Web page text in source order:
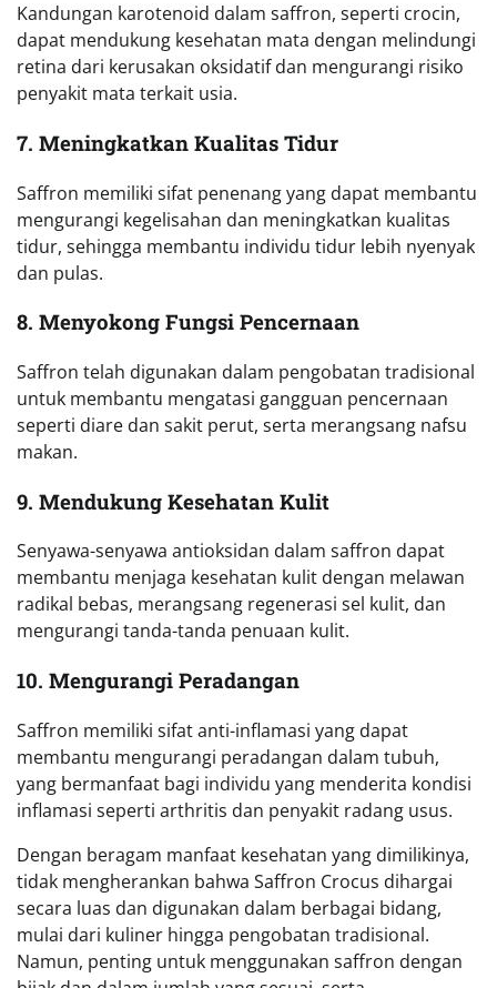
Kandungan karotenoid dalam saffron, seperti crocin,
dapat mendukung kesehatan mata dengan melindungi
retina dari kerusakan oksidatif dan mengurangi risiko
penyakit mata terkait usia.
7. Meningkatkan Kualitas Tidur
Saffron memiliki sifat penenang yang dapat membantu
mengurangi kegelisahan dan meningkatkan kualitas
tidur, sehingga membantu individu tidur lebih nyenyak
dan pulas.
8. Menyokong Fungsi Pencernaan
Saffron telah digunakan dalam pengobatan tradisional
untuk membantu mengatasi gangguan pencernaan
seperti diare dan sakit perut, serta merangsang nafsu
makan.
9. Mendukung Kesehatan Kulit
Senyawa-senyawa antioksidan dalam saffron dapat
membantu menjaga kesehatan kulit dengan melawan
radikal bebas, merangsang regenerasi sel kulit, dan
mengurangi tanda-tanda penuaan kulit.
10. Mengurangi Peradangan
Saffron memiliki sifat anti-inflamasi yang dapat
membantu mengurangi peradangan dalam tubuh,
yang bermanfaat bagi individu yang menderita kondisi
inflamasi seperti arthritis dan penyakit radang usus.
Dengan beragam manfaat kesehatan yang dimilikinya,
tidak mengherankan bahwa Saffron Crocus dihargai
secara luas dan digunakan dalam berbagai bidang,
mulai dari kuliner hingga pengobatan tradisional.
Namun, penting untuk menggunakan saffron dengan